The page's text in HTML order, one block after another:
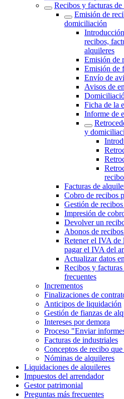
Recibos y facturas
Emisión de
domiciliación
recibos,
alquileres
Emisión de
Emisión de
Envío de
Avisos de
Ficha de la
Informe de
y
Facturas de
Cobro de recibos
Gestión de
Impresión de
Devolver un
Abonos de
Retener el IVA de
pagar el IVA del
Actualizar datos
Recibos y
frecuentes‎
Incrementos
Finalizaciones de
Anticipos de liquidación
Gestión de fianzas de
Intereses por demora
Proceso "Enviar
Facturas de industriales
Conceptos de recibo
Nóminas de alquileres
Liquidaciones de alquileres
Impuestos del arrendador
Gestor patrimonial
Preguntas más frecuentes